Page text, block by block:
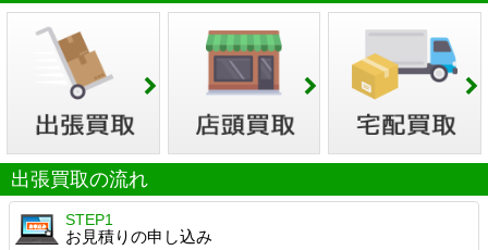
出張買取の流れ
STEP1
お見積りの申し込み